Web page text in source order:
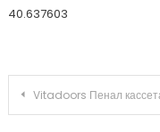
40.637603
Vitadoors Пенал кассета для раздвижных дверей в